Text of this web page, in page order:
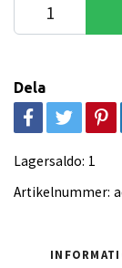
Dela
Lagersaldo: 1
Artikelnummer: